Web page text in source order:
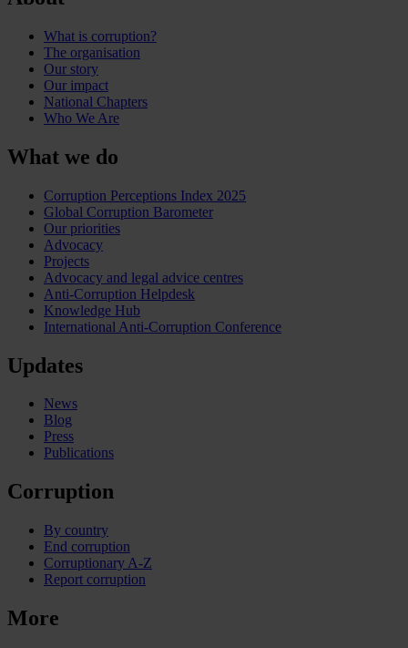
What is corruption?
The organisation
Our story
Our impact
National Chapters
Who We Are
What we do
Corruption Perceptions Index 2025
Global Corruption Barometer
Our priorities
Advocacy
Projects
Advocacy and legal advice centres
Anti-Corruption Helpdesk
Knowledge Hub
International Anti-Corruption Conference
Updates
News
Blog
Press
Publications
Corruption
By country
End corruption
Corruptionary A-Z
Report corruption
More